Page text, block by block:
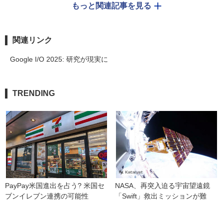
もっと関連記事を見る
関連リンク
Google I/O 2025: 研究が現実に
TRENDING
PayPay米国進出を占う? 米国セ
ブンイレブン連携の可能性
NASA、再突入迫る宇宙望遠鏡
「Swift」救出ミッションが難